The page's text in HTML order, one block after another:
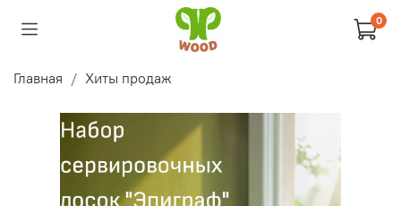
0
Главная Хиты продаж